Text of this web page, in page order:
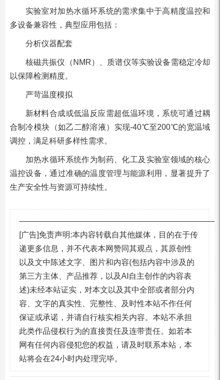
实验室对加热水循环系统的需求集中于高精度温控和
多设备兼容性，典型应用包括：
分析仪器配套
核磁共振仪（NMR）、质谱仪等实验设备需稳定冷却
以保障检测精度。
严苛温度模拟
新材料合成或低温反应需超低温环境，系统可通过耦
合制冷模块（如乙二醇溶液）实现-40℃至200℃的宽温域
调控，满足科研多样性需求。
加热水循环系统作为制药、化工及实验室领域的核心
温控设备，通过准确的温度管理与能源利用，显著提升了
生产安全性与资源可持续性。
[广告]免责声明:本内容转载自其他媒体，目的在于传
递更多信息，并不代表本网赞同其观点，其原创性
以及文中陈述文字、图片和内容(包括内容中涉及的
第三方主体、产品推荐，以及AI自主创作的内容表
述)未经本站证实，对本文以及其中全部或者部分内
容、文字的真实性、完整性、及时性本站不作任何
保证或承诺，并请自行核实相关内容。本站不承担
此类作品侵权行为的直接责任及连带责任。如若本
网有任何内容侵犯您的权益，请及时联系本站，本
站将会在24小时内处理完毕。